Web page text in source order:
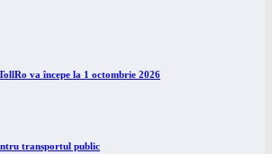
va începe la 1 octombrie 2026
transportul public